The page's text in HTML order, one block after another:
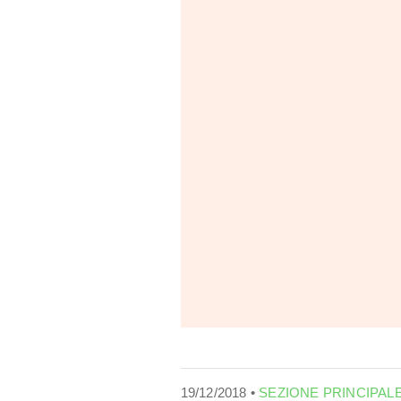
19/12/2018 • SEZIONE